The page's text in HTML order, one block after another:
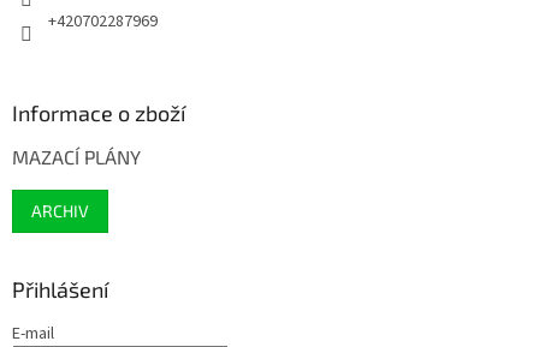
+420702287969
Informace o zboží
MAZACÍ PLÁNY
ARCHIV
Přihlášení
E-mail